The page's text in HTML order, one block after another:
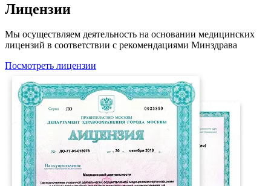
Лицензии
Мы осуществляем деятельность на основании медицинских
лицензий в соответствии с рекомендациями Минздрава
Посмотреть лицензии